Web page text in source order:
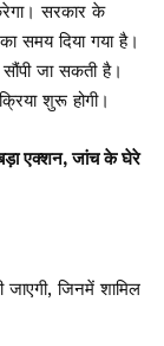
सरकार के
समय दिया गया है।
जा सकती है।
शुरू होगी।
एक्शन, जांच के घेरे
जिनमें शामिल